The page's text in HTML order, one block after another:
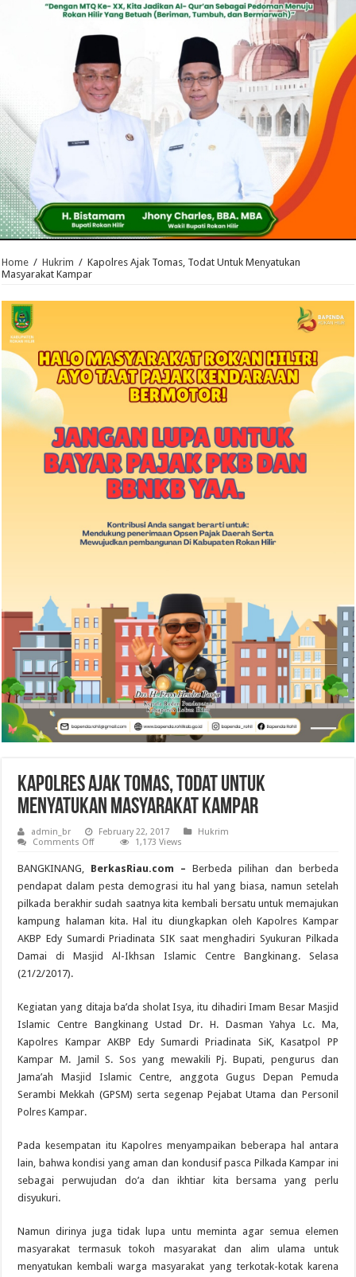
Home / Hukrim / Kapolres Ajak Tomas, Todat Untuk Menyatukan
Masyarakat Kampar
Kapolres Ajak Tomas, Todat Untuk
Menyatukan Masyarakat Kampar
admin_br February 22, 2017
Hukrim
Comments Offon
Ajak
Tomas,
Todat
Untuk
Menyatukan
Kampar
1,173 Views
BANGKINANG, BerkasRiau.com – Berbeda pilihan dan berbeda
pendapat dalam pesta demograsi itu hal yang biasa, namun setelah
pilkada berakhir sudah saatnya kita kembali bersatu untuk memajukan
kampung halaman kita. Hal itu diungkapkan oleh Kapolres Kampar
AKBP Edy Sumardi Priadinata SIK saat menghadiri Syukuran Pilkada
Damai di Masjid Al-Ikhsan Islamic Centre Bangkinang. Selasa
(21/2/2017).
Kegiatan yang ditaja ba’da sholat Isya, itu dihadiri Imam Besar Masjid
Islamic Centre Bangkinang Ustad Dr. H. Dasman Yahya Lc. Ma,
Kapolres Kampar AKBP Edy Sumardi Priadinata SiK, Kasatpol PP
Kampar M. Jamil S. Sos yang mewakili Pj. Bupati, pengurus dan
Jama’ah Masjid Islamic Centre, anggota Gugus Depan Pemuda
Serambi Mekkah (GPSM) serta segenap Pejabat Utama dan Personil
Polres Kampar.
Pada kesempatan itu Kapolres menyampaikan beberapa hal antara
lain, bahwa kondisi yang aman dan kondusif pasca Pilkada Kampar ini
sebagai perwujudan do’a dan ikhtiar kita bersama yang perlu
disyukuri.
Namun dirinya juga tidak lupa untu meminta agar semua elemen
masyarakat termasuk tokoh masyarakat dan alim ulama untuk
menyatukan kembali warga masyarakat yang terkotak-kotak karena